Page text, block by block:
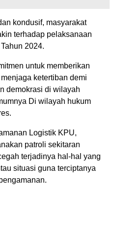
kondusif, masyarakat
terhadap pelaksanaan
2024.
untuk memberikan
ketertiban demi
demokrasi di wilayah
Di wilayah hukum
Logistik KPU,
patroli sekitaran
terjadinya hal-hal yang
situasi guna terciptanya